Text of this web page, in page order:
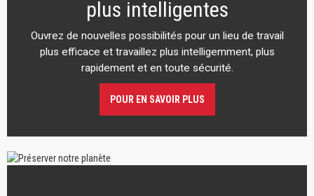
plus intelligentes
Ouvrez de nouvelles possibilités pour un lieu de travail
plus efficace et travaillez plus intelligemment, plus
rapidement et en toute sécurité.
POUR EN SAVOIR PLUS